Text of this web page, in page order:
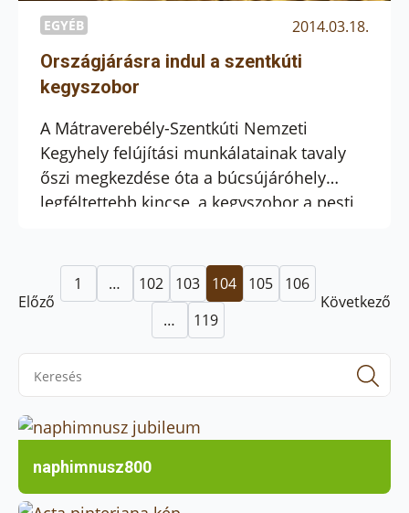
EGYÉB 2014.03.18.
Országjárásra indul a szentkúti
kegyszobor
A Mátraverebély-Szentkúti Nemzeti
Kegyhely felújítási munkálatainak tavaly
őszi megkezdése óta a búcsújáróhely
legféltettebb kincse, a kegyszobor a pesti
indul.
Előző
1 … 102 103 104 105
106
…
119
Következő
naphimnusz800